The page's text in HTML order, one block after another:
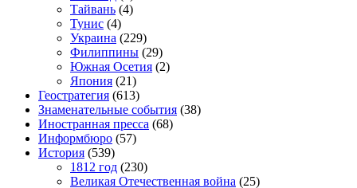
Тайвань (4)
Тунис (4)
Украина (229)
Филиппины (29)
Южная Осетия (2)
Япония (21)
Геостратегия (613)
Знаменательные события (38)
Иностранная пресса (68)
Информбюро (57)
История (539)
1812 год (230)
Великая Отечественная война (25)